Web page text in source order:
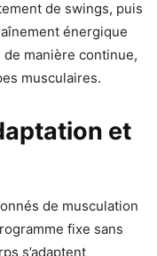
de swings, puis
énergique
manière continue,
musculaires.
et
de musculation
fixe sans
s’adaptent